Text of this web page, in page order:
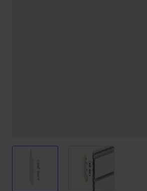
View larger imageView larger image